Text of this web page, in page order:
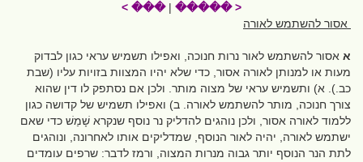
< �����
|
��� >
אסור להשתמש לאורה
א אסור להשתמש לאור נרות חנוכה, ואפילו תשמיש עראי כגון לבדוק
מעות או למנותן לאורה אסור, כדי שלא יהיו המצוות בזויות עליו (שבת
כב.). א) ותשמיש עראי של מצוה מותר. ולכן אם נסתפק לו דין שהוא
צורך חנוכה, מותר להשתמש לאורה. ב) ואפילו תשמיש של קדושה כגון
ללמוד לאורה אסור, ולכן נוהגים להדליק נר נוסף שנקרא שָׁמַשׁ כדי שאם
ישתמש לאורה, יהיה לאור הנוסף, שמדליקים אותו לאחרונה, ונוהגים
לתת הנר הנוסף יותר גבוה מנרות המצוה, ורמז לדבר: שרפים עומדים